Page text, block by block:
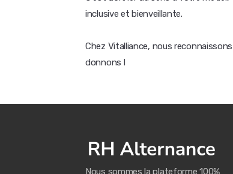
inclusive et bienveillante.
Chez Vitalliance, nous
donnons l
Nous sommes la plateforme 100%